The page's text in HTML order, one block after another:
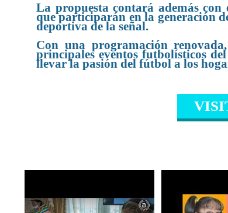
La propuesta contará además con
que participarán en la generación
deportiva de la señal.
Con una programación
principales eventos futbolísticos
llevar la pasión del fútbol a los